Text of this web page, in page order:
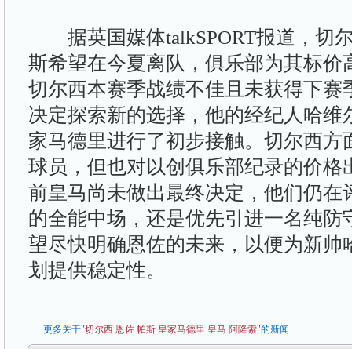
据英国媒体talkSPORT报道，切尔
斯希望在今夏离队，俱乐部为其标价
切尔西本赛季战绩不佳且未获得下赛
决定探索新的选择，他的经纪人哈维
家马德里进行了初步接触。切尔西方
球员，但也对以创俱乐部纪录的价格
前皇马尚未做出最终决定，他们仍在
的全能中场，还是优先引进一名纯防
望尽快明确恩佐的未来，以便为新帅
划提供稳定性。
更多关于"切尔西 恩佐 帕斯 皇家马德里 皇马 阿隆索"的新闻